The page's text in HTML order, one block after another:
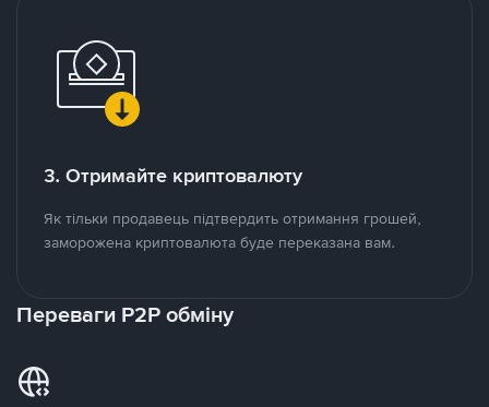
3. Отримайте криптовалюту
Як тільки продавець підтвердить отримання грошей,
заморожена криптовалюта буде переказана вам.
Переваги P2P обміну